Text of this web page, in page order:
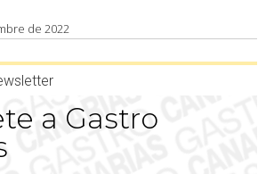
de 2022
a Gastro